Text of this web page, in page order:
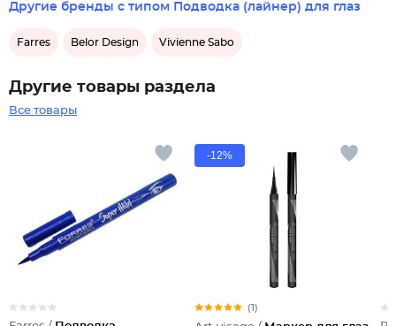
Другие бренды с типом Подводка (лайнер) для глаз
Farres Belor Design Vivienne Sabo
Другие товары раздела
Все товары
-12%
(1)